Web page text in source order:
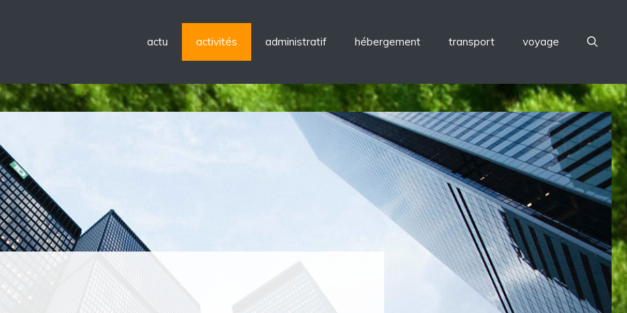
actu activités administratif hébergement transport voyage